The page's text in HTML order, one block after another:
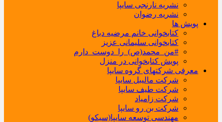
نشریه نارنجی سایپا
نشریه رضوان
پویش ها
کتابخوانی خانم مرضیه دباغ
کتابخوانی سلیمانی عزیز
#من_محمد(ص)_را_دوست_دارم
پویش کتابخوانی در منزل
معرفی شرکتهای گروه سایپا
شرکت مالیبل سایپا
شرکت طیف سایپا
شرکت زامیاد
شرکت بن رو سایپا
مهندسی توسعه سایپا(سیکو)